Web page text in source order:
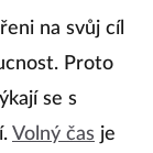
na svůj cíl
Proto
se s
Volný čas je